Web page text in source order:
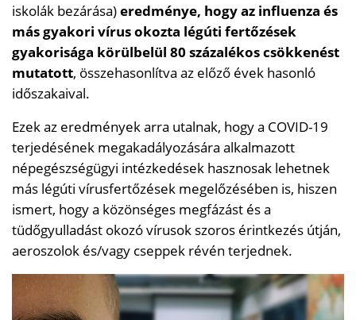
iskolák bezárása)eredménye, hogy az influenza és
más gyakori vírus okozta légúti fertőzések
gyakorisága körülbelül 80 százalékos csökkenést
mutatott, összehasonlítva az előző évek hasonló
időszakaival.
Ezek az eredmények arra utalnak, hogy a COVID-19
terjedésének megakadályozására alkalmazott
népegészségügyi intézkedések hasznosak lehetnek
más légúti vírusfertőzések megelőzésében is, hiszen
ismert, hogy a közönséges megfázást és a
tüdőgyulladást okozó vírusok szoros érintkezés útján,
aeroszolok és/vagy cseppek révén terjednek.